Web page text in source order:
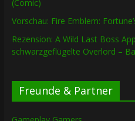
(Comic)
Vorschau: Fire Emblem:
Rezension: A Wild Last Boss
schwarzgeflügelte Overlord –
Freunde & Partner